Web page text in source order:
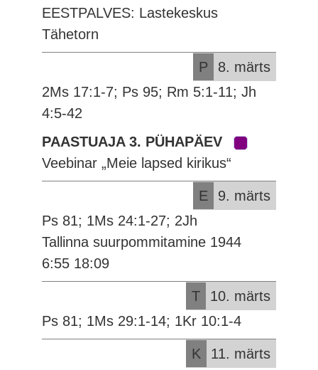
EESTPALVES: Lastekeskus
Tähetorn
P
8. märts
2Ms 17:1-7; Ps 95; Rm 5:1-11; Jh
4:5-42
PAASTUAJA 3. PÜHAPÄEV
Veebinar „Meie lapsed kirikus“
E
9. märts
Ps 81; 1Ms 24:1-27; 2Jh
Tallinna suurpommitamine 1944
6:55 18:09
T
10. märts
Ps 81; 1Ms 29:1-14; 1Kr 10:1-4
K
11. märts